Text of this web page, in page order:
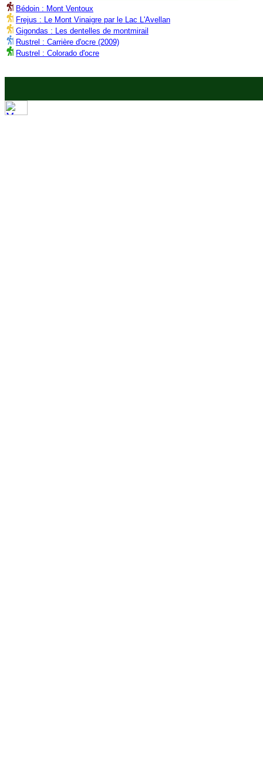
Bédoin : Mont Ventoux
Frejus : Le Mont Vinaigre par le Lac L'Avellan
Gigondas : Les dentelles de montmirail
Rustrel : Carrière d'ocre (2009)
Rustrel : Colorado d'ocre